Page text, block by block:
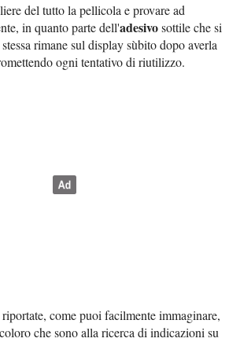
del tutto la pellicola e provare ad
in quanto parte dell'adesivosottile che si
rimane sul display sùbito dopo averla
ogni tentativo di riutilizzo.
come puoi facilmente immaginare,
che sono alla ricerca di indicazioni su